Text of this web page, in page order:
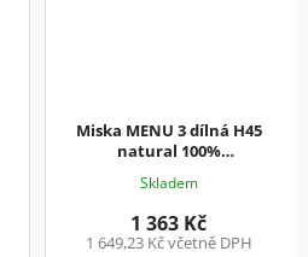
Miska MENU 3 dílná H45
natural 100%
8,11 Kč / ks + DPH
Skladem
1 649,23 Kč včetně DPH
1 363 Kč